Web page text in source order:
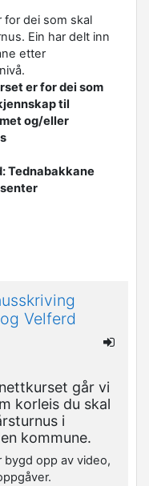
for dei som skal
Ein har delt inn
etter
er for dei som
til
og/eller
Tednabakkane
Velferd
går vi
korleis du skal
i
kommune.
bygd opp av video,